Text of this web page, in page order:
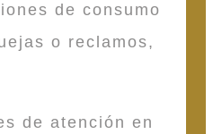
de consumo
o reclamos,
de atención en